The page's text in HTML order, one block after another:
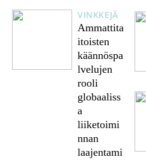
VINKKEJÄ
Ammattita
itoisten
käännöspa
lvelujen
rooli
globaaliss
a
liiketoimi
nnan
laajentami